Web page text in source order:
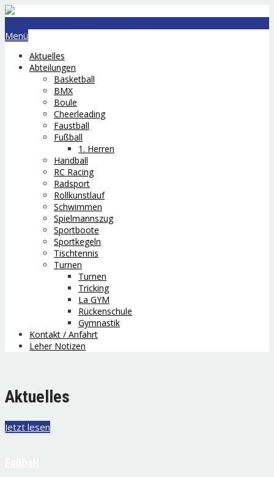
Menü
Aktuelles
Abteilungen
Basketball
BMX
Boule
Cheerleading
Faustball
Fußball
1. Herren
Handball
RC Racing
Radsport
Rollkunstlauf
Schwimmen
Spielmannszug
Sportboote
Sportkegeln
Tischtennis
Turnen
Turnen
Tricking
La GYM
Rückenschule
Gymnastik
Kontakt / Anfahrt
Leher Notizen
Aktuelles
Jetzt lesen